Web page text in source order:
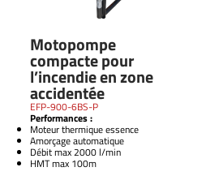
Motopompe
compacte pour
l’incendie en zone
accidentée
EFP-900-6BS-P
Performances :
Moteur thermique essence
Amorçage automatique
Débit max 2000 l/min
HMT max 100m